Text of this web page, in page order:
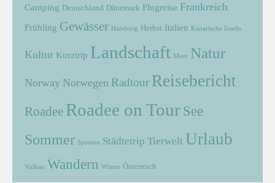
Camping Deutschland Dänemark Flugreise Frankreich
Frühling Gewässer Hamburg Herbst Italien Kanarische Inseln
Kultur Kurztrip Landschaft Meer Natur
Norway Norwegen Radtour Reisebericht
Roadee Roadee on Tour See
Sommer Spanien Städtetrip Tierwelt Urlaub
Vulkan Wandern Winter Österreich